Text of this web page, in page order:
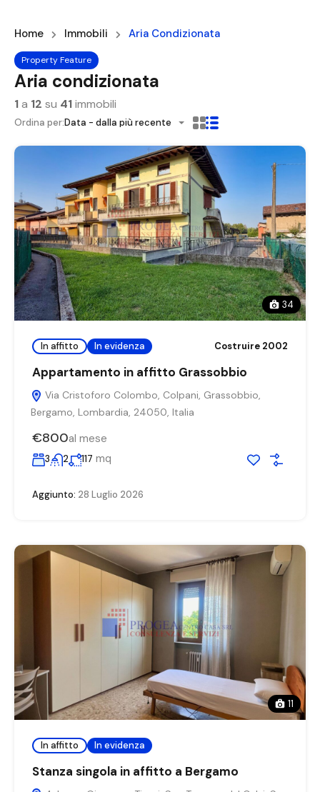
Home Immobili Aria Condizionata
Property Feature
Aria condizionata
1a 12 su 41immobili
Ordina per:Data - dalla più recente
34
In affitto In evidenza Costruire 2002
Appartamento in affitto Grassobbio
Via Cristoforo Colombo, Colpani, Grassobbio,
Bergamo, Lombardia, 24050, Italia
€800al mese
3 2 117 mq
Aggiunto: 28 Luglio 2026
11
In affitto In evidenza
Stanza singola in affitto a Bergamo